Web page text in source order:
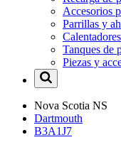
Accesorios
Parrillas y
Tanques de
Piezas y
Nova Scotia NS
Dartmouth
B3A1J7